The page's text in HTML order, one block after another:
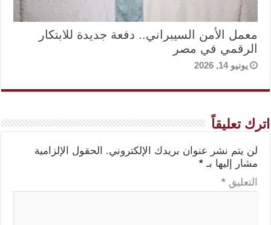
معمل الأمن السيبراني.. دفعة جديدة للابتكار
الرقمي في مصر
يونيو 14, 2026
اترك تعليقاً
لن يتم نشر عنوان بريدك الإلكتروني.
الحقول الإلزامية
مشار إليها بـ *
التعليق *